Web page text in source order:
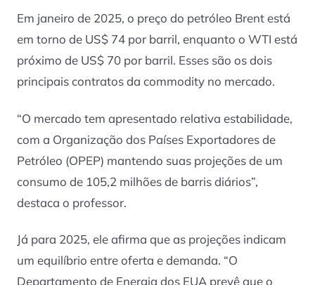
Em janeiro de 2025, o preço do petróleo Brent está
em torno de US$ 74 por barril, enquanto o WTI está
próximo de US$ 70 por barril. Esses são os dois
principais contratos da commodity no mercado.
“O mercado tem apresentado relativa estabilidade,
com a Organização dos Países Exportadores de
Petróleo (OPEP) mantendo suas projeções de um
consumo de 105,2 milhões de barris diários”,
destaca o professor.
Já para 2025, ele afirma que as projeções indicam
um equilíbrio entre oferta e demanda. “O
Departamento de Energia dos EUA prevê que o